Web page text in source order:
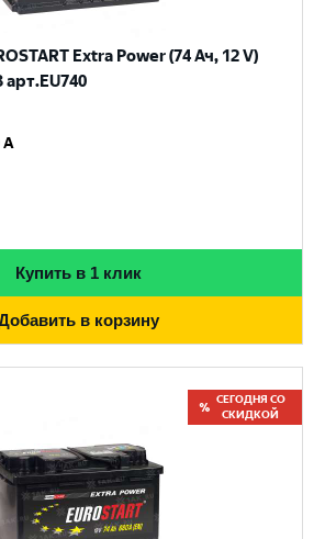
Extra Power (74 Ач, 12 V)
арт.EU740
A
Купить в 1 клик
в корзину
СЕГОДНЯ СО
СКИДКОЙ